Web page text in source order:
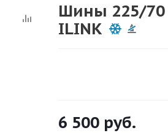
Шины 225/70
ILINK
6 500 руб.